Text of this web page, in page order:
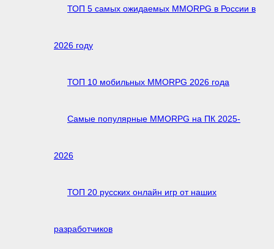
ТОП 5 самых ожидаемых MMORPG в России в
2026 году
ТОП 10 мобильных MMORPG 2026 года
Самые популярные MMORPG на ПК 2025-
2026
ТОП 20 русских онлайн игр от наших
разработчиков